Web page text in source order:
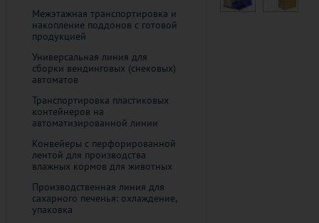
Межэтажная транспортировка и
накопление поддонов с готовой
продукцией
Универсальная линия для
сборки вендинговых (снековых)
автоматов
Транспортировка пластиковых
контейнеров на
автоматизированной линии
Конвейеры с перфорированной
лентой для производства
влажных кормов для животных
Производственная линия для
сахарного печенья: охлаждение,
упаковка